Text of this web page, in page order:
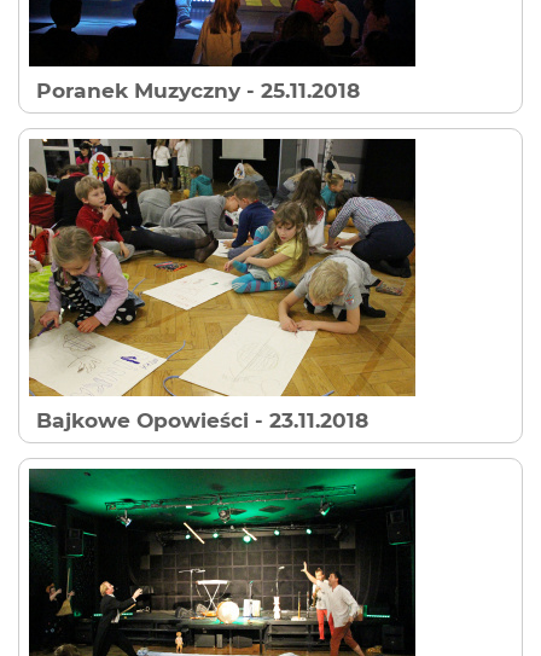
Poranek Muzyczny - 25.11.2018
Bajkowe Opowieści - 23.11.2018